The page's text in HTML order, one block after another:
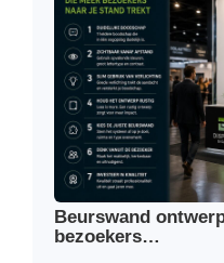
Beurswand
bezoekers…